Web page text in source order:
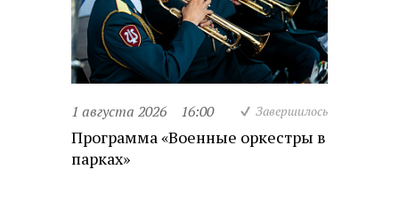
1 августа 2026 16:00 Завершилось
Программа «Военные оркестры в
парках»